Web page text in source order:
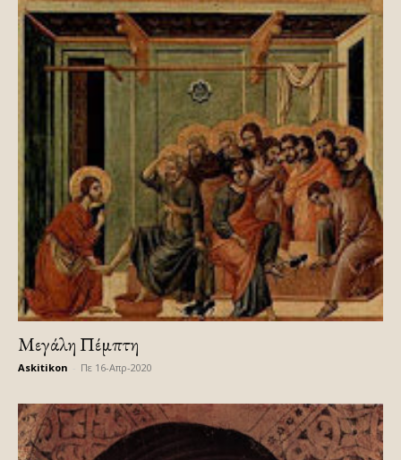
Μεγάλη Πέμπτη
Askitikon Πε 16-Απρ-2020